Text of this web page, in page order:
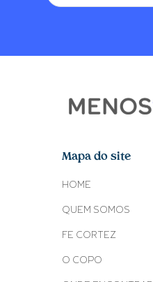
Mapa do site
HOME
QUEM SOMOS
FE CORTEZ
O COPO